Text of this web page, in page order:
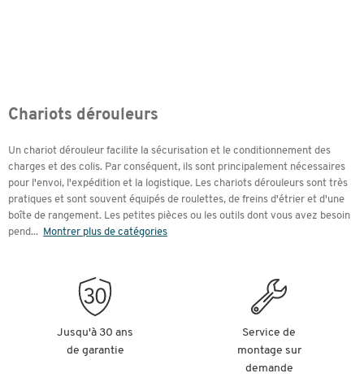
Chariots dérouleurs
Un chariot dérouleur facilite la sécurisation et le conditionnement des
charges et des colis. Par conséquent, ils sont principalement nécessaires
pour l'envoi, l'expédition et la logistique. Les chariots dérouleurs sont très
pratiques et sont souvent équipés de roulettes, de freins d'étrier et d'une
boîte de rangement. Les petites pièces ou les outils dont vous avez besoin
pend... Montrer plus de catégories
Jusqu'à 30 ans
de garantie
Service de
montage sur
demande